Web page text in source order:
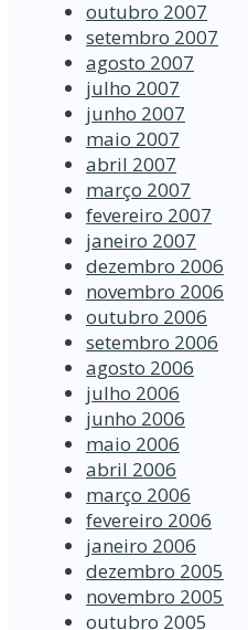
outubro 2007
setembro 2007
agosto 2007
julho 2007
junho 2007
maio 2007
abril 2007
março 2007
fevereiro 2007
janeiro 2007
dezembro 2006
novembro 2006
outubro 2006
setembro 2006
agosto 2006
julho 2006
junho 2006
maio 2006
abril 2006
março 2006
fevereiro 2006
janeiro 2006
dezembro 2005
novembro 2005
outubro 2005